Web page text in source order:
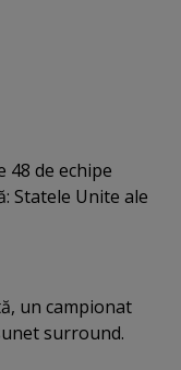
de echipe
Statele Unite ale
un campionat
surround.